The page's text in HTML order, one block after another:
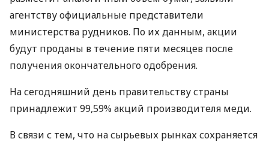
агентству официальные представители
министерства рудников. По их данным, акции
будут проданы в течение пяти месяцев после
получения окончательного одобрения.
На сегодняшний день правительству страны
принадлежит 99,59% акций производителя меди.
В связи с тем, что на сырьевых рынках сохраняется